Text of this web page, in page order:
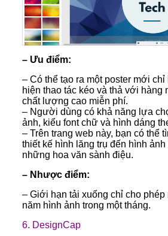
– Ưu điểm:
– Có thể tạo ra một poster mới
hiện thao tác kéo và thả với hàng
chất lượng cao miễn phí.
– Người dùng có khả năng lựa
ảnh, kiểu font chữ và hình dáng
– Trên trang web này, bạn có thể
thiết kế hình lăng trụ đến hình
những hoa văn sành điệu.
– Nhược điểm:
– Giới hạn tải xuống chỉ cho
năm hình ảnh trong một tháng.
6. DesignCap